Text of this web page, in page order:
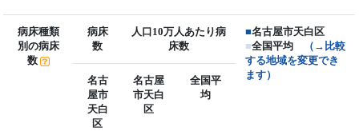
病床種類
別の病床
数
病床
数
人口10万人あたり病
床数
■名古屋市天白区
■全国平均
（→比較
する地域を変更でき
ます）
名古
屋市
天白
区
名古屋
市天白
区
全国平
均